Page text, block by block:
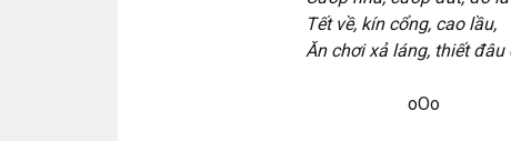
Tết về, kín cổng, cao lầu,
Ăn chơi xả láng, thiết đâu
oOo